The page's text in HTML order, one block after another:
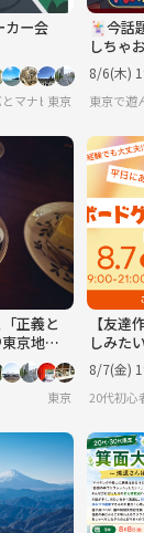
カー会
マナビバ」
東京
🃏今話
しちゃ
8/6(木)
東京で遊
正義と
京地方
東京
【友達
しみた
8/7(金)
20代初心